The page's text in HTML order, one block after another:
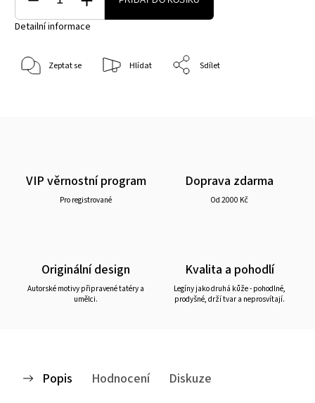
Detailní informace
Zeptat se Hlídat Sdílet
VIP věrnostní program
Pro registrované
Doprava zdarma
Od 2000 Kč
Originální design
Autorské motivy připravené tatéry a
umělci.
Kvalita a pohodlí
Legíny jako druhá kůže - pohodlné,
prodyšné, drží tvar a neprosvítají.
Popis Hodnocení
Diskuze